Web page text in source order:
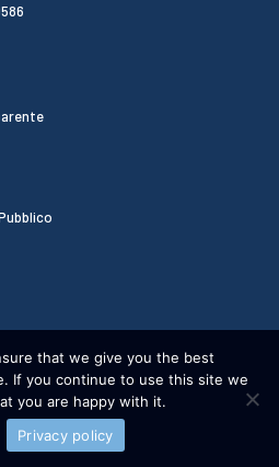
- WEBDESIGN:HEAP DESIGN
that we give you the best
If you continue to use this site we
you are happy with it.
Privacy policy